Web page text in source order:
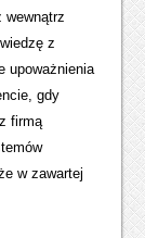
wewnątrz
z
upoważnienia
gdy
firmą
w zawartej